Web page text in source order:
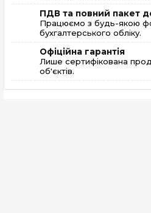
ПДВ та повний пакет
Працюємо з будь-якою
бухгалтерського обліку.
Офіційна гарантія
Лише сертифікована
об'єктів.